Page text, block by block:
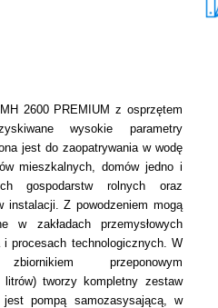
2600 PREMIUM z osprzętem
wysokie parametry
jest do zaopatrywania w wodę
mieszkalnych, domów jedno i
gospodarstw rolnych oraz
instalacji. Z powodzeniem mogą
w zakładach przemysłowych
i procesach technologicznych. W
przeponowym
tworzy kompletny zestaw
jest pompą samozasysającą, w